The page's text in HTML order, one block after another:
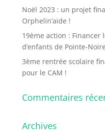
Noël 2023 : un projet
Orphelin’aide !
19ème action : Financer
d’enfants de Pointe-Noire
3ème rentrée scolaire
pour le CAM !
Commentaires
Archives